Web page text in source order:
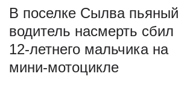
В поселке Сылва пьяный
водитель насмерть сбил
12-летнего мальчика на
мини-мотоцикле